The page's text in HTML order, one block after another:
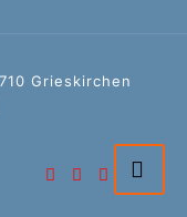
Grieskirchen